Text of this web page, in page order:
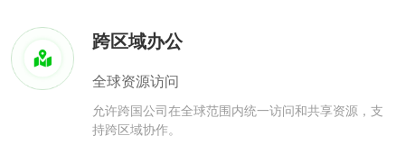
跨区域办公
全球资源访问
允许跨国公司在全球范围内统一访问和共享资源，支
持跨区域协作。